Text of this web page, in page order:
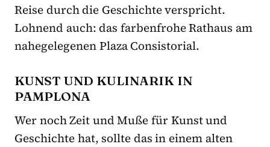
Reise durch die Geschichte verspricht.
Lohnend auch: das farbenfrohe Rathaus am
nahegelegenen Plaza Consistorial.
KUNST UND KULINARIK IN
PAMPLONA
Wer noch Zeit und Muße für Kunst und
Geschichte hat, sollte das in einem alten